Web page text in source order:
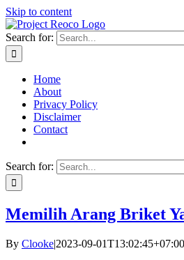
Skip to content
Search for:
Home
About
Privacy Policy
Disclaimer
Contact
Search for:
Memilih Arang Briket
By Clooke|2023-09-01T13:02:45+07:00